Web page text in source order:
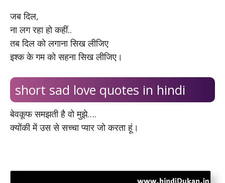
जब दिल,
ना लग रहा हो कहीं..
तब दिल को लगाना सिख लीजिए
इश्क के गम को सहना सिख लीजिए।
short sad love quotes in hindi
बेवकूफ समझती है वो मुझे….
क्योंकी में उस से सच्चा प्यार जो करता हूं।